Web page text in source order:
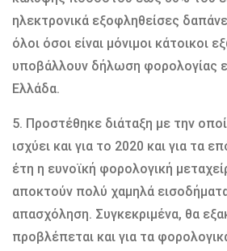
ηλεκτρονικά εξοφληθείσες
όλοι όσοι είναι μόνιμοι κάτοικοι
υποβάλλουν δήλωση φορολογίας
Ελλάδα.
5. Προστέθηκε διάταξη με την
ισχύει και για το 2020 και για τα
έτη η ευνοϊκή φορολογική
αποκτούν πολύ χαμηλά
απασχόληση. Συγκεκριμένα, θα
προβλέπεται και για τα